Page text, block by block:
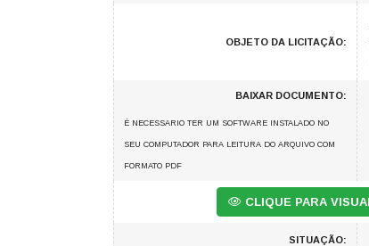
OBJETO DA LICITAÇÃO:
BAIXAR DOCUMENTO:
É NECESSARIO TER UM SOFTWARE INSTALADO NO
SEU COMPUTADOR PARA LEITURA DO ARQUIVO COM
FORMATO PDF
CLIQUE PARA
SITUAÇÃO: